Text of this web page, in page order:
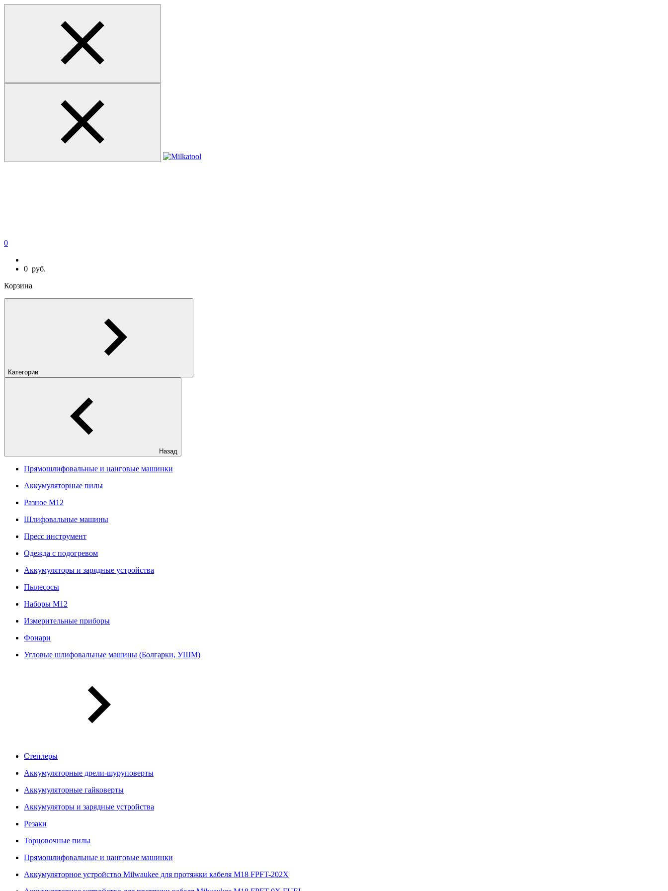
0
0 руб.
Корзина
Категории
Назад
Прямошлифовальные и цанговые машинки
Аккумуляторные пилы
Разное M12
Шлифовальные машины
Пресс инструмент
Одежда с подогревом
Аккумуляторы и зарядные устройства
Пылесосы
Наборы М12
Измерительные приборы
Фонари
Угловые шлифовальные машины (Болгарки, УШМ)
Степлеры
Аккумуляторные дрели-шуруповерты
Аккумуляторные гайковерты
Аккумуляторы и зарядные устройства
Резаки
Торцовочные пилы
Прямошлифовальные и цанговые машинки
Аккумуляторное устройство Milwaukee для протяжки кабеля M18 FPFT-202X